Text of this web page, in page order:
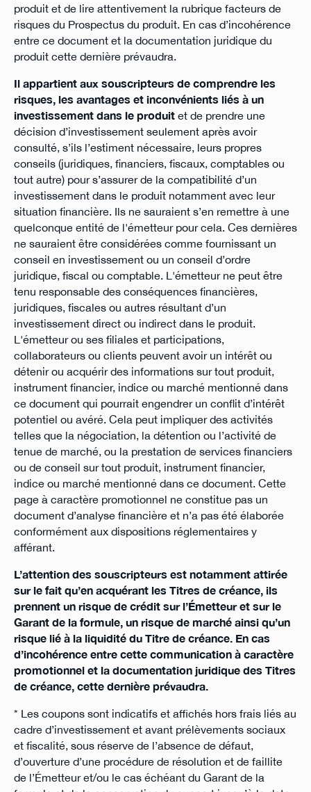
produit et de lire attentivement la rubrique facteurs de
risques du Prospectus du produit. En cas d’incohérence
entre ce document et la documentation juridique du
produit cette dernière prévaudra.
Il appartient aux souscripteurs de comprendre les
risques, les avantages et inconvénients liés à un
investissement dans le produitet de prendre une
décision d’investissement seulement après avoir
consulté, s’ils l’estiment nécessaire, leurs propres
conseils (juridiques, financiers, fiscaux, comptables ou
tout autre) pour s’assurer de la compatibilité d’un
investissement dans le produit notamment avec leur
situation financière. Ils ne sauraient s’en remettre à une
quelconque entité de l'émetteur pour cela. Ces dernières
ne sauraient être considérées comme fournissant un
conseil en investissement ou un conseil d’ordre
juridique, fiscal ou comptable. L'émetteur ne peut être
tenu responsable des conséquences financières,
juridiques, fiscales ou autres résultant d’un
investissement direct ou indirect dans le produit.
L'émetteur ou ses filiales et participations,
collaborateurs ou clients peuvent avoir un intérêt ou
détenir ou acquérir des informations sur tout produit,
instrument financier, indice ou marché mentionné dans
ce document qui pourrait engendrer un conflit d’intérêt
potentiel ou avéré. Cela peut impliquer des activités
telles que la négociation, la détention ou l’activité de
tenue de marché, ou la prestation de services financiers
ou de conseil sur tout produit, instrument financier,
indice ou marché mentionné dans ce document. Cette
page à caractère promotionnel ne constitue pas un
document d’analyse financière et n’a pas été élaborée
conformément aux dispositions réglementaires y
afférant.
L’attention des souscripteurs est notamment attirée
sur le fait qu’en acquérant les Titres de créance, ils
prennent un risque de crédit sur l’Émetteur et sur le
Garant de la formule, un risque de marché ainsi qu’un
risque lié à la liquidité du Titre de créance. En cas
d’incohérence entre cette communication à caractère
promotionnel et la documentation juridique des Titres
de créance, cette dernière prévaudra.
* Les coupons sont indicatifs et affichés hors frais liés au
cadre d’investissement et avant prélèvements sociaux
et fiscalité, sous réserve de l’absence de défaut,
d’ouverture d’une procédure de résolution et de faillite
de l’Émetteur et/ou le cas échéant du Garant de la